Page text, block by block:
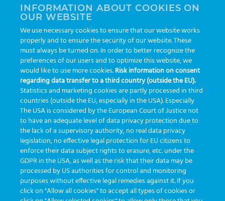
auditoria automação
congresso customização dashboard DICQ eficiência
enterprise etrack flebotomista governança clínica
GreinerBioOne greinerbioonebr HL7 IA informação
inovação ISO15189 laboratório novas tecnologias PALC
preanalitica processo de coleta produtividade
Pré-analítica qualidade rastreabilidade RDC
rotina laboratorial saúde tecnologia tomada de decisão
Transformação Transformação Digital tubos usabilidade
VACUETTE®
INFORMATION ABOUT COOKIES ON
OUR WEBSITE
We use necessary cookies to ensure that our website works
properly and to ensure the security of our website. These
must always be turned on. In order to better recognize the
preferences of our users and to optimize this website, we
would like to use more cookies.Risk information on consent
regarding data transfer to a third country (outside the EU).
Statistics and marketing cookies are partly processed in third
countries (outside the EU, especially in the USA). Especially
The USA is considered by the European Court of Justice not
to have an adequate level of data privacy protection due to
the lack of a supervisory authority, no real data privacy
legislation, no effective legal protection for EU citizens to
enforce their data subject rights to erasure, etc. under the
GDPR in the USA, as well as the risk that their data may be
processed by US authorities for control and monitoring
purposes without effective legal remedies against it. If you
click on "Allow all cookies" to accept all types of cookies or